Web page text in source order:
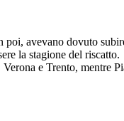
avevano dovuto
la stagione del riscatto.
e Trento, mentre